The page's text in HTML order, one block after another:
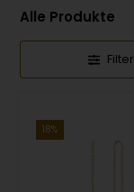
Alle Produkte
Filter
18%